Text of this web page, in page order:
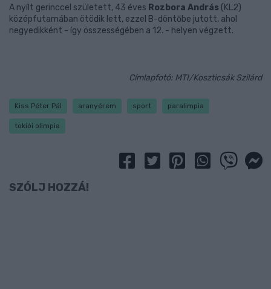
A nyílt gerinccel született, 43 éves Rozbora András (KL2)
középfutamában ötödik lett, ezzel B-döntőbe jutott, ahol
negyedikként - így összességében a 12. - helyen végzett.
Címlapfotó: MTI/Koszticsák Szilárd
Kiss Péter Pál aranyérem sport paralimpia
tokiói olimpia
SZÓLJ HOZZÁ!